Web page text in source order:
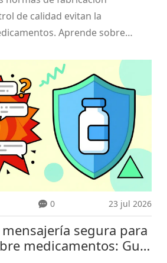
de calidad evitan la
Aprende sobre
0 23 jul 2026
segura para
medicamentos: Guía